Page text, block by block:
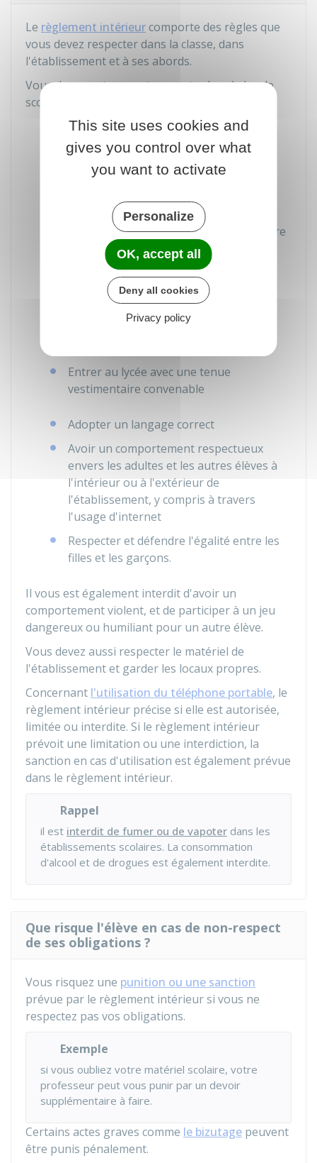
Le règlement intérieurcomporte des règles que
vous devez respecter dans la classe, dans
l'établissement et à ses abords.
Vous devez notamment respecter les règles de
scolarité suivantes :
Respecter l'autorité des professeurs
Respecter les horaires des cours et des
activités
Se présenter avec son carnet de
correspondance et le matériel nécessaire
Faire les travaux demandés par le
professeur
Entrer en classe et circuler dans les
Entrer au lycée avec une tenue
vestimentaire convenable
Adopter un langage correct
Avoir un comportement respectueux
envers les adultes et les autres élèves à
l'intérieur ou à l'extérieur de
l'établissement, y compris à travers
l'usage d'internet
Respecter et défendre l'égalité entre les
filles et les garçons.
Il vous est également interdit d'avoir un
comportement violent, et de participer à un jeu
dangereux ou humiliant pour un autre élève.
Vous devez aussi respecter le matériel de
l'établissement et garder les locaux propres.
Concernant l'utilisation du téléphone portable, le
règlement intérieur précise si elle est autorisée,
limitée ou interdite. Si le règlement intérieur
prévoit une limitation ou une interdiction, la
sanction en cas d'utilisation est également prévue
dans le règlement intérieur.
Rappel
il est interdit de fumer ou de vapoter dans les
établissements scolaires. La consommation
d'alcool et de drogues est également interdite.
Que risque l'élève en cas de non-respect
de ses obligations ?
Vous risquez une punition ou une sanction
prévue par le règlement intérieur si vous ne
respectez pas vos obligations.
Exemple
si vous oubliez votre matériel scolaire, votre
professeur peut vous punir par un devoir
supplémentaire à faire.
Certains actes graves comme le bizutage peuvent
être punis pénalement.
This site uses cookies and
gives you control over what
you want to activate
Personalize
OK, accept all
Deny all cookies
Privacy policy